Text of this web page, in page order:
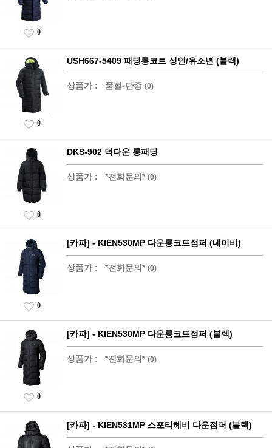
0
USH667-5409 패딩롱코트 성인/유소년 (블랙)
상품가 : 품절-단종 (0)
0
DKS-902 덕다운 롱패딩
상품가 : *전화문의* (0)
0
[카파] - KIEN530MP 다운롱코트점퍼 (네이비)
상품가 : *전화문의* (0)
0
[카파] - KIEN530MP 다운롱코트점퍼 (블랙)
상품가 : *전화문의* (0)
0
[카파] - KIEN531MP 스포티헤비 다운점퍼 (블랙)